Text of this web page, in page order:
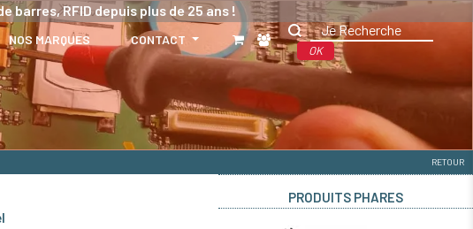
RFID depuis plus de 25 ans !
NOS MARQUES CONTACT
OK
RETOUR
PRODUITS PHARES